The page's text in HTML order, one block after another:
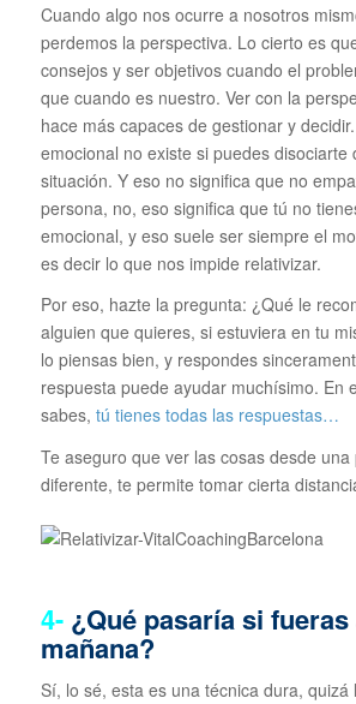
Cuando algo nos ocurre a nosotros
perdemos la perspectiva. Lo cierto es
consejos y ser objetivos cuando el
que cuando es nuestro. Ver con la
hace más capaces de gestionar y
emocional no existe si puedes disociarte
situación. Y eso no significa que no
persona, no, eso significa que tú no
emocional, y eso suele ser siempre el
es decir lo que nos impide relativizar.
Por eso, hazte la pregunta: ¿Qué le
alguien que quieres, si estuviera en tu
lo piensas bien, y respondes
respuesta puede ayudar muchísimo. En
sabes, tú tienes todas las respuestas…
Te aseguro que ver las cosas desde una
diferente, te permite tomar cierta
4- ¿Qué pasaría si
mañana?
Sí, lo sé, esta es una técnica dura, quizá